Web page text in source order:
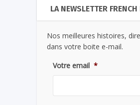
LA NEWSLETTER
Nos meilleures histoires,
dans votre boite e-mail.
Votre email *